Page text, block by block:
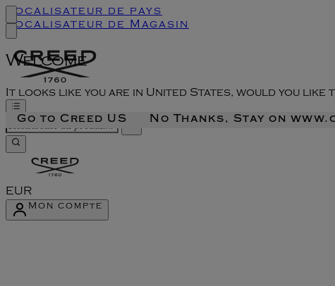
Welcome
It looks like you are in United States, would you
Go to Creed US No Thanks, Stay on
Localisateur de pays
Localisateur de Magasin
EUR
Mon compte